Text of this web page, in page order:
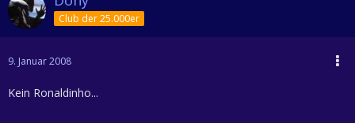
Club der 25.000er
9. Januar 2008
Kein Ronaldinho...